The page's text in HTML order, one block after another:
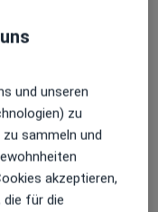
und unseren
zu
sammeln und
akzeptieren,
die für die